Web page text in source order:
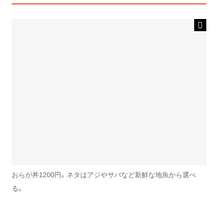
おらが丼1200円。ネタはアジやサバなど新鮮な地魚から選べ
る。